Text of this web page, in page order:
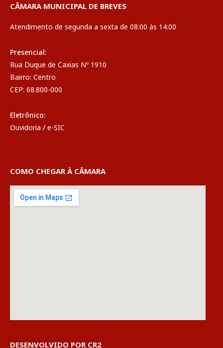
CÂMARA MUNICIPAL DE BREVES
Atendimento de segunda a sexta de 08:00 às 14:00
Presencial:
Rua Duque de Caxias Nº 1910
Bairro: Centro
CEP: 68.800-000
Eletrônico:
Ouvidoria / e-SIC
COMO CHEGAR À CÂMARA
DESENVOLVIDO POR CR2